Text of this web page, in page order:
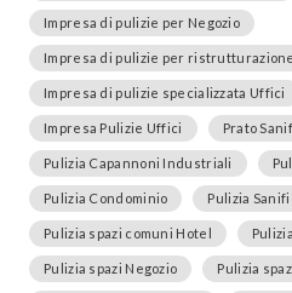
Impresa di pulizie per Negozio
Impresa di pulizie per
Impresa di pulizie specializzata Uffici
Impresa Pulizie Uffici Prato
Pulizia Capannoni Industriali
Pulizia Condominio Pulizia
Pulizia spazi comuni Hotel
Pulizia spazi Negozio Pulizia